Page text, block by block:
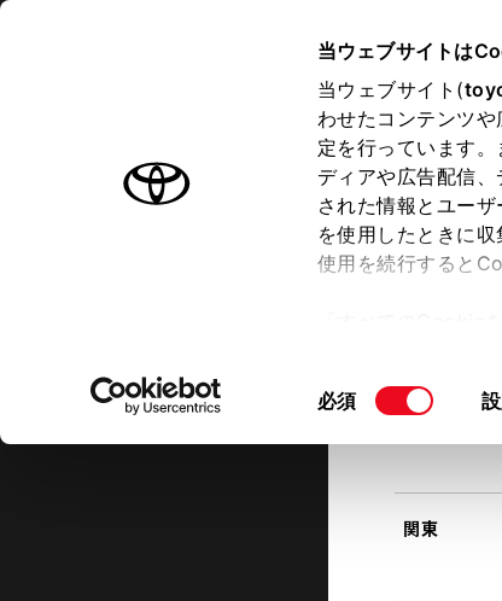
当ウェブサイトは
当ウェブサイト(
わせたコンテンツ
定を行っています
ディアや広告配信
された情報とユー
を使用したときに
使用を続行すると
て」をご覧ください
同
必須
オーナーサポート トピックス
現
該
北海道
東北
関東
トヨタ認定中古車
トヨタ認定中古車の魅力 3つ